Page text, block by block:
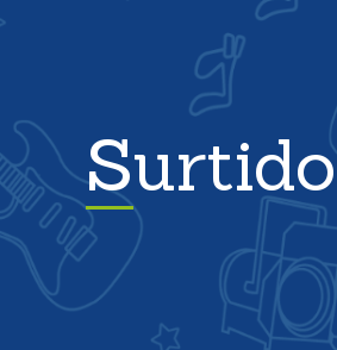
Surtido